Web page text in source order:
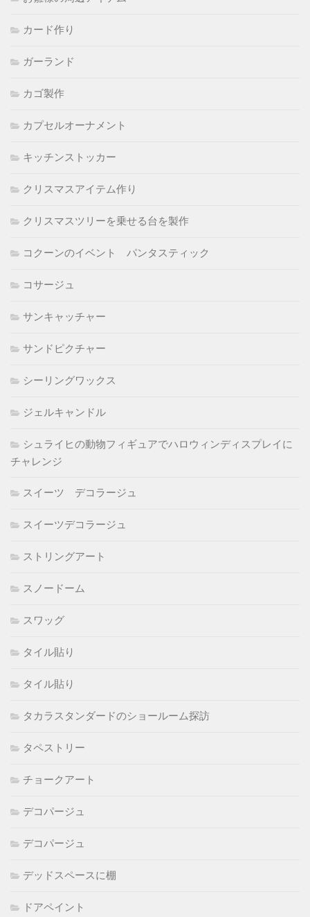
カード作り
ガーランド
カゴ製作
カプセルオーナメント
キッチンストッカー
クリスマスアイテム作り
クリスマスツリーを乗せる台を製作
コクーンのイベント パンタスティック
コサージュ
サンキャッチャー
サンドピクチャー
シーリングワックス
ジェルキャンドル
シュライヒの動物フィギュアでハロウィンディスプレイに
チャレンジ
スイーツ デコラージュ
スイーツデコラージュ
ストリングアート
スノードーム
スワッグ
タイル貼り
タイル貼り
タカラスタンダードのショールーム探訪
タペストリー
チョークアート
デコパージュ
デコパージュ
デッドスペースに棚
ドアペイント